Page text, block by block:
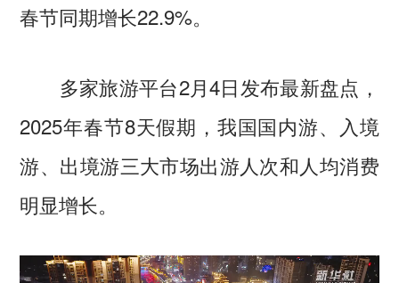
春节同期增长22.9%。
多家旅游平台2月4日发布最新盘点，
2025年春节8天假期，我国国内游、入境
游、出境游三大市场出游人次和人均消费
明显增长。